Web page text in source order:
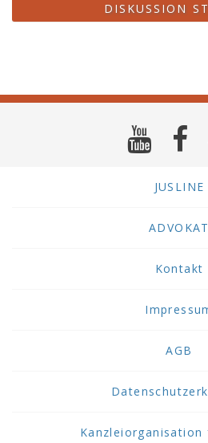
DISKUSSION
JUSLINE
ADVOKAT
Kontakt
AGB
Kanzleiorganisation